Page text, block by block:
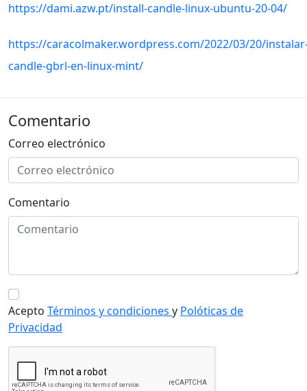
https://dami.azw.pt/install-candle-linux-ubuntu-20-04/
https://caracolmaker.wordpress.com/2022/03/20/
candle-gbrl-en-linux-mint/
Comentario
Correo electrónico
Comentario
Acepto Términos y condiciones y Polóticas de
Privacidad